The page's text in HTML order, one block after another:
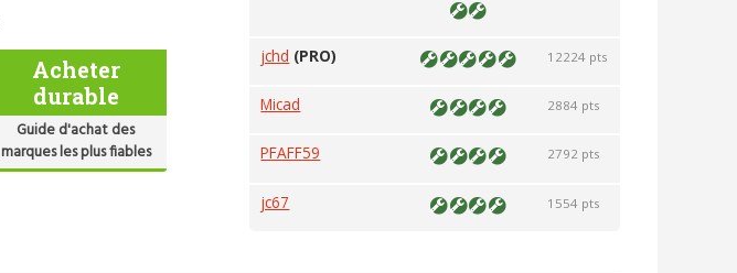
Acheter
durable
Guide d'achat des
marques les plus fiables
jchd (PRO) 12224 pts
Micad 2884 pts
PFAFF59 2792 pts
jc67 1554 pts